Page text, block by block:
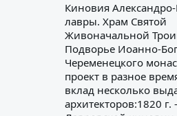
Киновия
лавры. Храм Святой
Живоначальной
Подворье Иоанно-
Череменецкого
проект в разное
вклад несколько
архитекторов:1820